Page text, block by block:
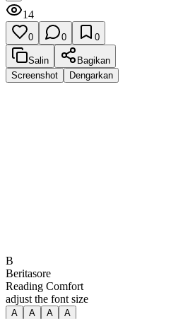
14
0 0 0
Salin
Bagikan
Screenshot
Dengarkan
B
Beritasore
Reading Comfort
adjust the font size
A A A A